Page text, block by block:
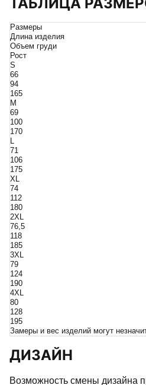
Размеры
Длина изделия
Объем груди
Рост
S
66
94
165
M
69
100
170
L
71
106
175
XL
74
112
180
2XL
76,5
118
185
3XL
79
124
190
4XL
80
128
195
Замеры и вес изделий могут
ДИЗАЙН
Возможность смены дизайна